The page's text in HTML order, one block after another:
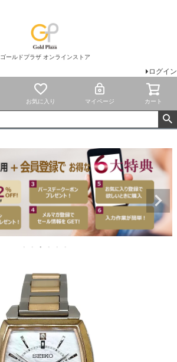
ゴールドプラザ オンラインストア
ログイン
お気に入り マイページ カート